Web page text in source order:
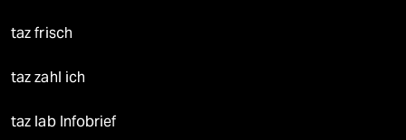
taz frisch
taz zahl ich
taz lab Infobrief